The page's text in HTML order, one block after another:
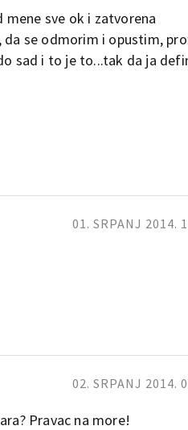
sve ok i zatvorena
da se odmorim i opustim,
sad i to je to...tak da ja
01. SRPANJ 2014.
02. SRPANJ 2014.
Pravac na more!